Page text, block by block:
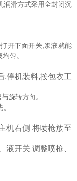
润滑方式采用全封闭沉
开下面开关,浆液就能
匀。
,停机装料,按包衣工
旋转方向。
机右侧,将喷枪放至
液开关,调整喷枪、